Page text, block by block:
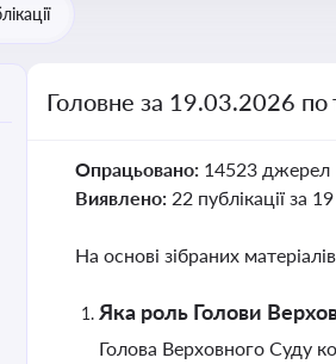
Головне за 19.03.2026 по
Опрацьовано: 14523 джерел
Виявлено: 22 публікації за
На основі зібраних
Яка роль Голови
Голова Верховного Суду